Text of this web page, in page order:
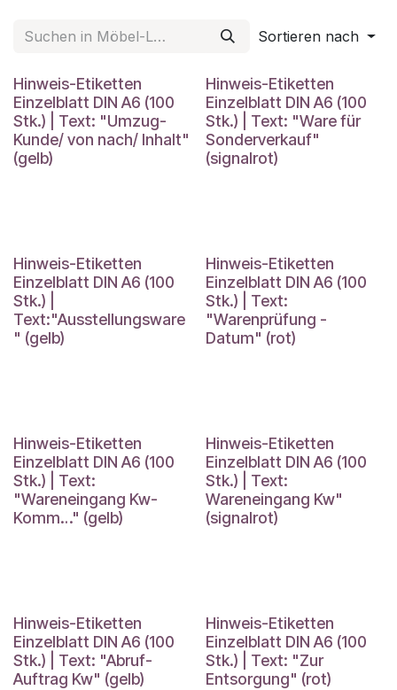
Sortieren nach
Hinweis-Etiketten
Einzelblatt DIN A6 (100
Stk.) | Text: "Umzug-
Kunde/ von nach/ Inhalt"
(gelb)
Hinweis-Etiketten
Einzelblatt DIN A6 (100
Stk.) | Text: "Ware für
Sonderverkauf"
(signalrot)
Hinweis-Etiketten
Einzelblatt DIN A6 (100
Stk.) |
Text:"Ausstellungsware
" (gelb)
Hinweis-Etiketten
Einzelblatt DIN A6 (100
Stk.) | Text:
"Warenprüfung -
Datum" (rot)
Hinweis-Etiketten
Einzelblatt DIN A6 (100
Stk.) | Text:
"Wareneingang Kw-
Komm…" (gelb)
Hinweis-Etiketten
Einzelblatt DIN A6 (100
Stk.) | Text:
Wareneingang Kw"
(signalrot)
Hinweis-Etiketten
Einzelblatt DIN A6 (100
Stk.) | Text: "Abruf-
Auftrag Kw" (gelb)
Hinweis-Etiketten
Einzelblatt DIN A6 (100
Stk.) | Text: "Zur
Entsorgung" (rot)